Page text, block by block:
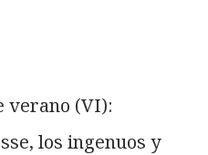
verano (VI):
los ingenuos y